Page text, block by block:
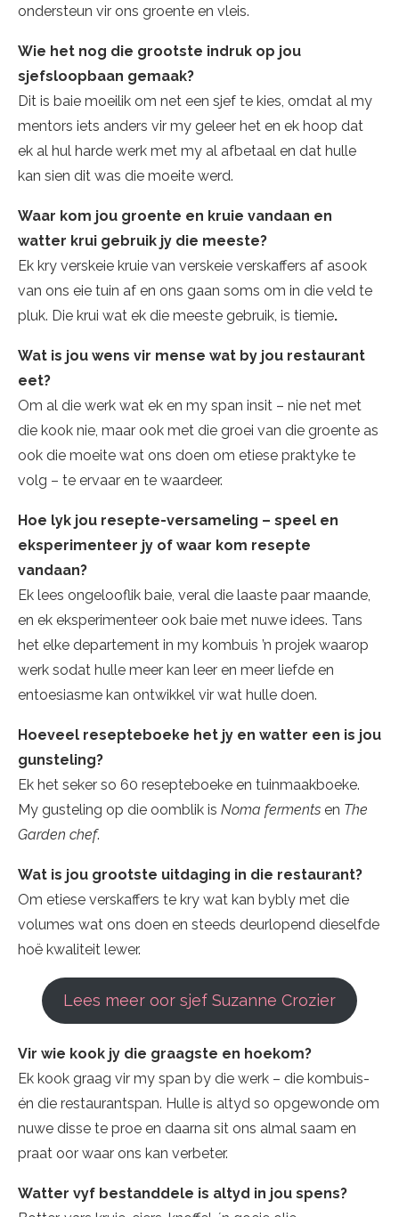
ondersteun vir ons groente en vleis.
Wie het nog die grootste indruk op jou
sjefsloopbaan gemaak?
Dit is baie moeilik om net een sjef te kies, omdat al my
mentors iets anders vir my geleer het en ek hoop dat
ek al hul harde werk met my al afbetaal en dat hulle
kan sien dit was die moeite werd.
Waar kom jou groente en kruie vandaan en
watter krui gebruik jy die meeste?
Ek kry verskeie kruie van verskeie verskaffers af asook
van ons eie tuin af en ons gaan soms om in die veld te
pluk. Die krui wat ek die meeste gebruik, is tiemie.
Wat is jou wens vir mense wat by jou restaurant
eet?
Om al die werk wat ek en my span insit – nie net met
die kook nie, maar ook met die groei van die groente as
ook die moeite wat ons doen om etiese praktyke te
volg – te ervaar en te waardeer.
Hoe lyk jou resepte-versameling – speel en
eksperimenteer jy of waar kom resepte
vandaan?
Ek lees ongelooflik baie, veral die laaste paar maande,
en ek eksperimenteer ook baie met nuwe idees. Tans
het elke departement in my kombuis ’n projek waarop
werk sodat hulle meer kan leer en meer liefde en
entoesiasme kan ontwikkel vir wat hulle doen.
Hoeveel resepteboeke het jy en watter een is jou
gunsteling?
Ek het seker so 60 resepteboeke en tuinmaakboeke.
My gusteling op die oomblik is Noma ferments en The
Garden chef.
Wat is jou grootste uitdaging in die restaurant?
Om etiese verskaffers te kry wat kan bybly met die
volumes wat ons doen en steeds deurlopend dieselfde
hoë kwaliteit lewer.
Lees meer oor sjef Suzanne Crozier
Vir wie kook jy die graagste en hoekom?
Ek kook graag vir my span by die werk – die kombuis-
én die restaurantspan. Hulle is altyd so opgewonde om
nuwe disse te proe en daarna sit ons almal saam en
praat oor waar ons kan verbeter.
Watter vyf bestanddele is altyd in jou spens?